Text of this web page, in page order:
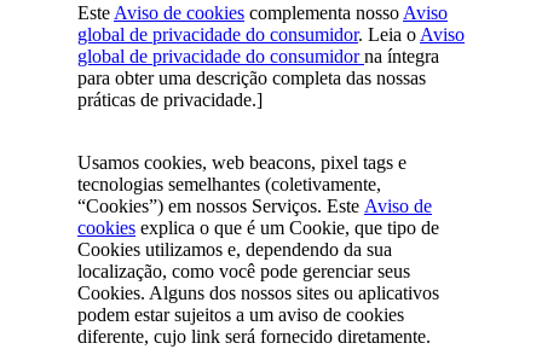
Este Aviso de cookies complementa nosso Aviso
global de privacidade do consumidor. Leia o Aviso
global de privacidade do consumidor na íntegra
para obter uma descrição completa das nossas
práticas de privacidade.]
Usamos cookies, web beacons, pixel tags e
tecnologias semelhantes (coletivamente,
“Cookies”) em nossos Serviços. Este Aviso de
cookies explica o que é um Cookie, que tipo de
Cookies utilizamos e, dependendo da sua
localização, como você pode gerenciar seus
Cookies. Alguns dos nossos sites ou aplicativos
podem estar sujeitos a um aviso de cookies
diferente, cujo link será fornecido diretamente.